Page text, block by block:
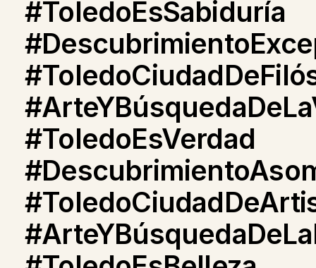
#ToledoEsSabiduría
#ToledoEsVerdad